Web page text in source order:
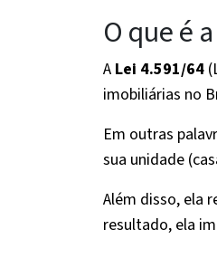
O que é
A Lei 4.591/64
imobiliárias no
Em outras
sua unidade
Além disso, ela
resultado, ela